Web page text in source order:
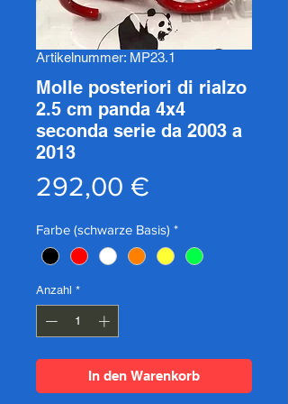
Artikelnummer: MP23.1
Molle posteriori di rialzo
2.5 cm panda 4x4
seconda serie da 2003 a
2013
292,00 €
Farbe (schwarze Basis) *
Anzahl *
In den Warenkorb